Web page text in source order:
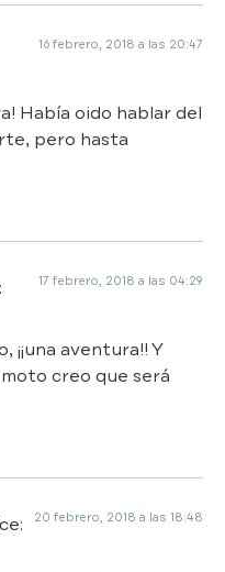
16 febrero, 2018 a las 20:47
Había oido hablar del
pero hasta
17 febrero, 2018 a las 04:29
¡¡una aventura!! Y
creo que será
20 febrero, 2018 a las 18:48